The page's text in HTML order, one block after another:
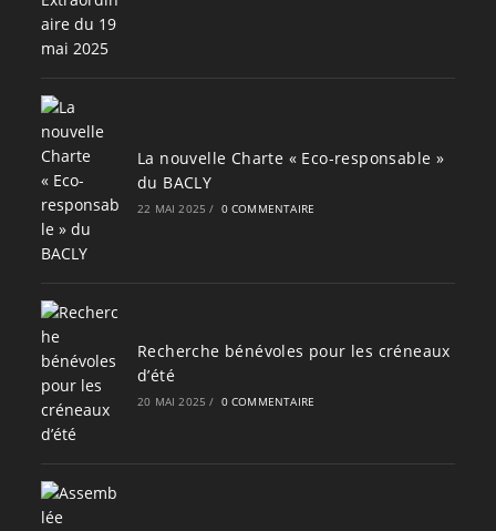
La nouvelle Charte « Eco-responsable »
du BACLY
22 MAI 2025 / 0 COMMENTAIRE
Recherche bénévoles pour les créneaux
d’été
20 MAI 2025 / 0 COMMENTAIRE